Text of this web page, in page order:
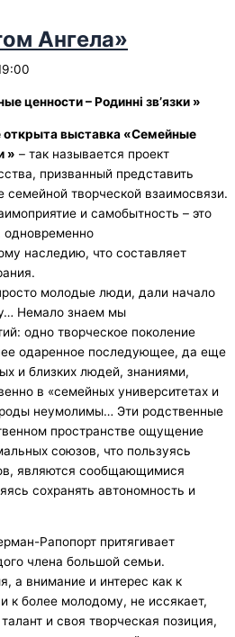
Ангела»
ценности – Родинні зв’язки »
выставка «Семейные
» – так называется проект
призванный представить
творческой взаимосвязи.
и самобытность – это
одновременно
наследию, что составляет
молодые люди, дали начало
Немало знаем мы
одно творческое поколение
одаренное последующее, да еще
и близких людей, знаниями,
в «семейных университетах и
неумолимы… Эти родственные
пространстве ощущение
союзов, что пользуясь
являются сообщающимися
сохранять автономность и
Рапопорт притягивает
члена большой семьи.
а внимание и интерес как к
к более молодому, не иссякает,
и своя творческая позиция,